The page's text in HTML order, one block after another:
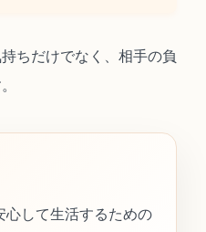
ちだけでなく、相手の負
心して生活するための